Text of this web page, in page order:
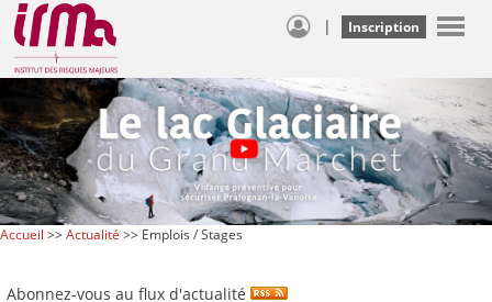
| Inscription
Accueil >>Actualité >> Emplois / Stages
Abonnez-vous au flux d'actualité